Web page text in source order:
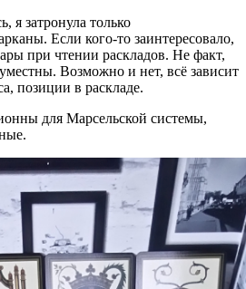
я затронула только
Если кого-то заинтересовало,
при чтении раскладов. Не факт,
Возможно и нет, всё зависит
позиции в раскладе.
для Марсельской системы,